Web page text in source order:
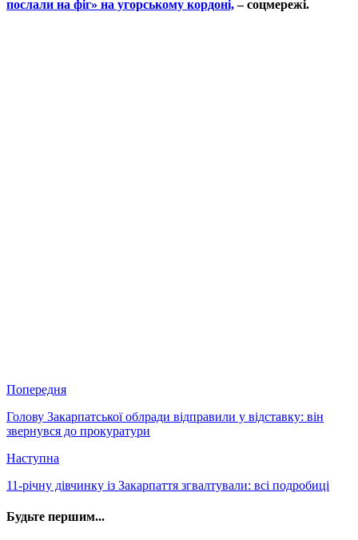
послали на фіг» на угорському кордоні,– соцмережі.
Попередня
Голову Закарпатської облради відправили у відставку: він
звернувся до прокуратури
Наступна
11-річну дівчинку із Закарпаття згвалтували: всі подробиці
Будьте першим...